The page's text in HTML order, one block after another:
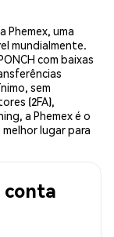
Phemex, uma
mundialmente.
com baixas
sem
(2FA),
a Phemex é o
lugar para
conta